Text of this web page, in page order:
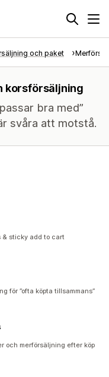
och paket
korsförsäljning
bra med”
svåra att motstå.
& sticky add to cart
för ”ofta köpta tillsammans”
och merförsäljning efter köp